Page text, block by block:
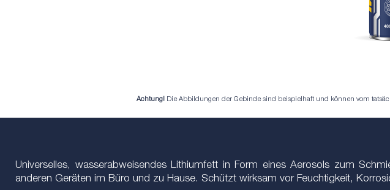
Achtung! Die Abbildungen der Gebinde sind beispielhaft und können vom
Universelles, wasserabweisendes Lithiumfett in Form eines Aerosols zum
anderen Geräten im Büro und zu Hause. Schützt wirksam vor Feuchtigkeit,